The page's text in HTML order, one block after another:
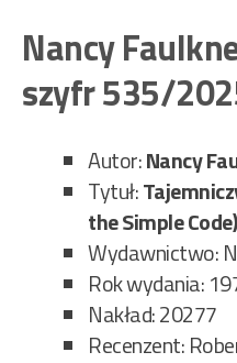
Nancy
szyfr 535/
Autor:Nancy
Tytuł:
the Simple Code)
Wydawnictwo:
Rok wydania:
Nakład: 20277
Recenzent: